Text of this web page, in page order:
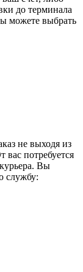
до терминала
можете выбрать
не выходя из
потребуется
Вы
службу: